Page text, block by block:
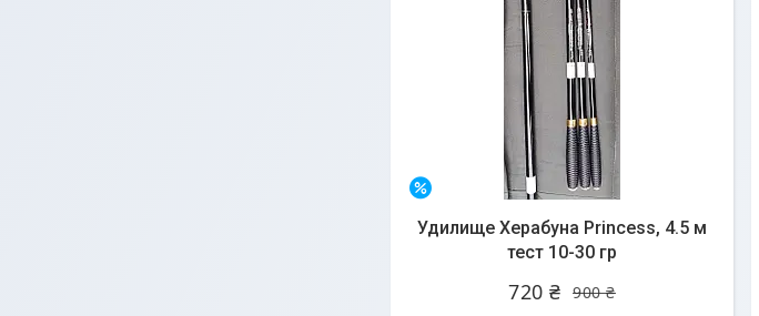
Удилище Херабуна Princess, 4.5 м
тест 10-30 гр
900 ₴
720 ₴